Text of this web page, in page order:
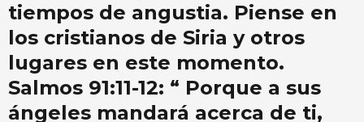
tiempos de angustia. Piense en
los cristianos de Siria y otros
lugares en este momento.
Salmos 91:11-12: “ Porque a sus
ángeles mandará acerca de ti,